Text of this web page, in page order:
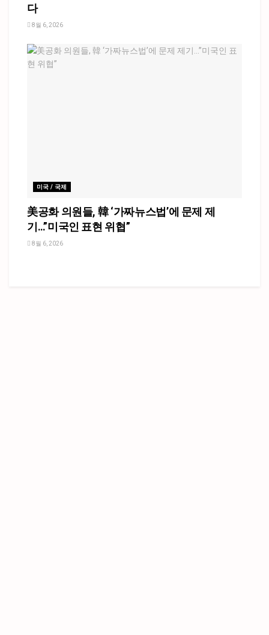
다
8월 6, 2026
미국 / 국제
美공화 의원들, 韓 ‘가짜뉴스법’에 문제 제
기…”미국인 표현 위협”
8월 6, 2026